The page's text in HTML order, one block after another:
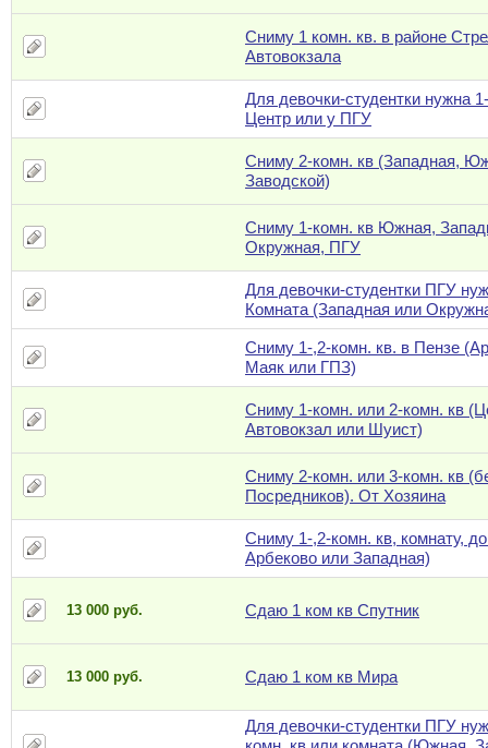
Сниму 1 комн. кв. в районе
Автовокзала
Для девочки-студентки нужна
Центр или у ПГУ
Сниму 2-комн. кв (Западная,
Заводской)
Сниму 1-комн. кв Южная,
Окружная, ПГУ
Для девочки-студентки ПГУ
Комната (Западная или
Сниму 1-,2-комн. кв. в Пензе
Маяк или ГПЗ)
Сниму 1-комн. или 2-комн. кв
Автовокзал или Шуист)
Сниму 2-комн. или 3-комн. кв
Посредников). От Хозяина
Сниму 1-,2-комн. кв, комнату,
Арбеково или Западная)
13 000 руб. Сдаю 1 ком кв Спутник
13 000 руб. Сдаю 1 ком кв Мира
Для девочки-студентки ПГУ